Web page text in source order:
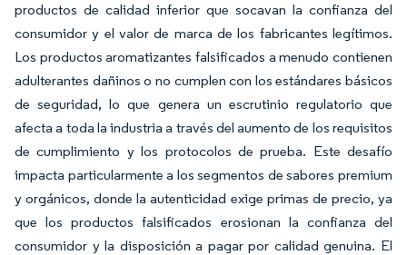
productos de calidad inferior que socavan la confianza del
consumidor y el valor de marca de los fabricantes legítimos.
Los productos aromatizantes falsificados a menudo contienen
adulterantes dañinos o no cumplen con los estándares básicos
de seguridad, lo que genera un escrutinio regulatorio que
afecta a toda la industria a través del aumento de los requisitos
de cumplimiento y los protocolos de prueba. Este desafío
impacta particularmente a los segmentos de sabores premium
y orgánicos, donde la autenticidad exige primas de precio, ya
que los productos falsificados erosionan la confianza del
consumidor y la disposición a pagar por calidad genuina. El